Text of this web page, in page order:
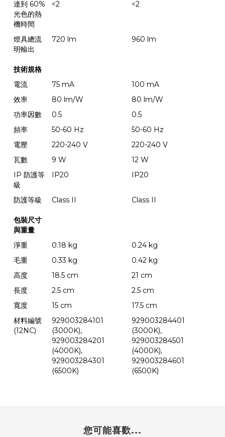
達到 60%
光色的熱
機時間
<2 <2
燈具總流
明輸出
720 lm 960 lm
技術規格
電流
75 mA
100 mA
效率
80 lm/W
80 lm/W
功率因數
0.5
0.5
頻率
50-60 Hz
50-60 Hz
電壓
220-240 V
220-240 V
瓦數
9 W
12 W
IP 防護等
級
IP20 IP20
防護等級 Class II Class II
包裝尺寸
與重量
淨重
0.18 kg
0.24 kg
毛重
0.33 kg
0.42 kg
高度
18.5 cm
21 cm
長度
2.5 cm
2.5 cm
寬度
15 cm
17.5 cm
材料編號
(12NC)
929003284101
(3000K),
929003284201
(4000K),
929003284301
(6500K)
929003284401
(3000K),
929003284501
(4000K),
929003284601
(6500K)
您可能喜歡...